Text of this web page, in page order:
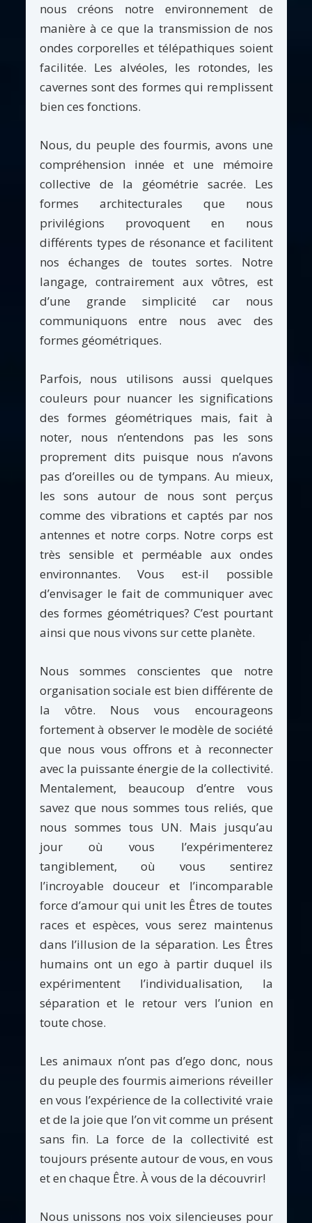
nous créons notre environnement de
manière à ce que la transmission de nos
ondes corporelles et télépathiques soient
facilitée. Les alvéoles, les rotondes, les
cavernes sont des formes qui remplissent
bien ces fonctions.
Nous, du peuple des fourmis, avons une
compréhension innée et une mémoire
collective de la géométrie sacrée. Les
formes architecturales que nous
privilégions provoquent en nous
différents types de résonance et facilitent
nos échanges de toutes sortes. Notre
langage, contrairement aux vôtres, est
d’une grande simplicité car nous
communiquons entre nous avec des
formes géométriques.
Parfois, nous utilisons aussi quelques
couleurs pour nuancer les significations
des formes géométriques mais, fait à
noter, nous n’entendons pas les sons
proprement dits puisque nous n’avons
pas d’oreilles ou de tympans. Au mieux,
les sons autour de nous sont perçus
comme des vibrations et captés par nos
antennes et notre corps. Notre corps est
très sensible et perméable aux ondes
environnantes. Vous est-il possible
d’envisager le fait de communiquer avec
des formes géométriques? C’est pourtant
ainsi que nous vivons sur cette planète.
Nous sommes conscientes que notre
organisation sociale est bien différente de
la vôtre. Nous vous encourageons
fortement à observer le modèle de société
que nous vous offrons et à reconnecter
avec la puissante énergie de la collectivité.
Mentalement, beaucoup d’entre vous
savez que nous sommes tous reliés, que
nous sommes tous UN. Mais jusqu’au
jour où vous l’expérimenterez
tangiblement, où vous sentirez
l’incroyable douceur et l’incomparable
force d’amour qui unit les Êtres de toutes
races et espèces, vous serez maintenus
dans l’illusion de la séparation. Les Êtres
humains ont un ego à partir duquel ils
expérimentent l’individualisation, la
séparation et le retour vers l’union en
toute chose.
Les animaux n’ont pas d’ego donc, nous
du peuple des fourmis aimerions réveiller
en vous l’expérience de la collectivité vraie
et de la joie que l’on vit comme un présent
sans fin. La force de la collectivité est
toujours présente autour de vous, en vous
et en chaque Être. À vous de la découvrir!
Nous unissons nos voix silencieuses pour